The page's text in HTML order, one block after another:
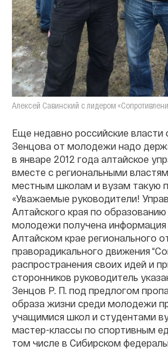
Алексей Савинский с лидером
Еще недавно российские власти
Зенцова от молодежи надо
в январе 2012 года алтайское
вместе с региональными
местным школам и вузам такую
«Уважаемые руководители!
Алтайского края по
молодежи получена
Алтайском крае регионального
праворадикального движения
распространения своих идей и
сторонников руководитель
Зенцов Р. П. под предлогом
образа жизни среди молодежи
учащимися школ и студентами
мастер-классы по спортивным
том числе в Сибирском